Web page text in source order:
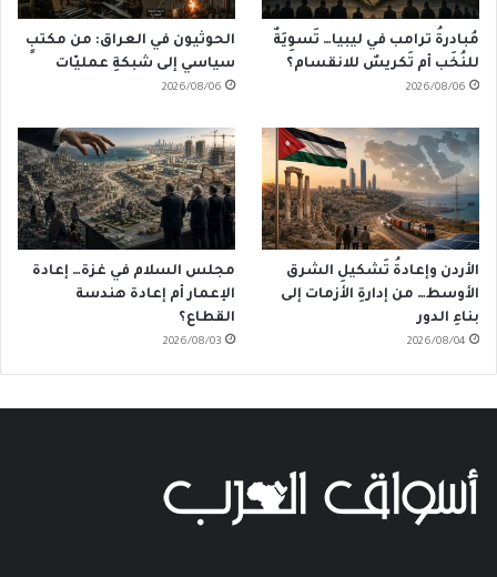
مُبادرةُ ترامب في ليبيا… تَسوِيَةٌ
للنُخَب أم تَكريسٌ للانقسام؟
2026/08/06
الحوثيون في العراق: من مكتبٍ
سياسي إلى شبكةِ عمليّات
2026/08/06
الأردن وإعادةُ تَشكيلِ الشرق
الأوسط… من إدارةِ الأزمات إلى
بناءِ الدور
2026/08/04
مجلس السلام في غزة… إعادة
الإعمار أم إعادة هندسة
القطاع؟
2026/08/03